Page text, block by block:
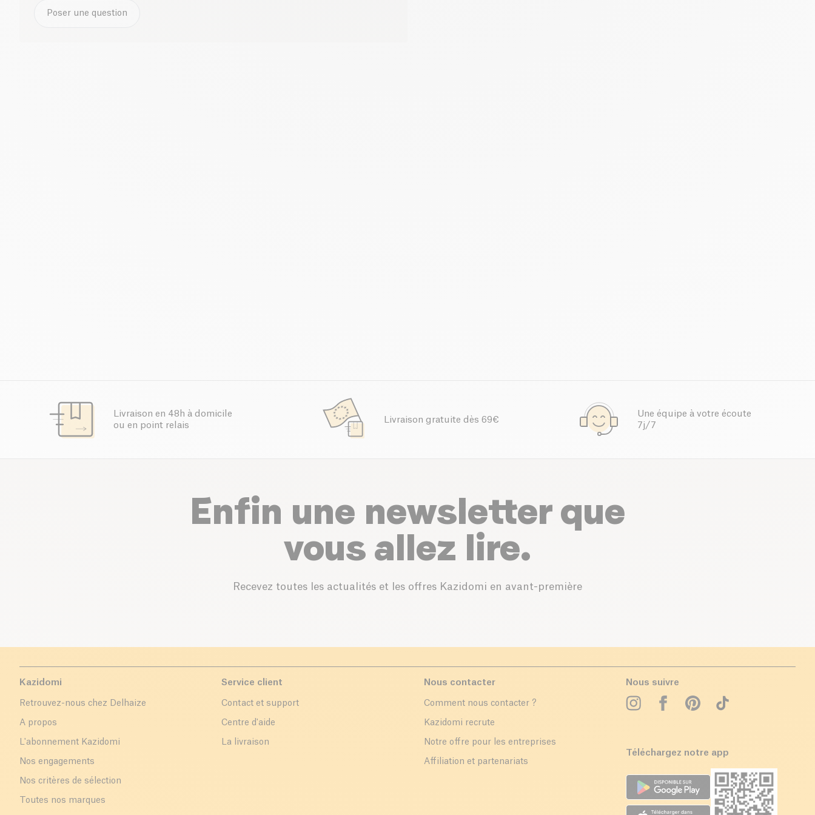
Poser une question
Livraison en 48h à domicile
ou en point relais
Livraison gratuite dès 69€
Une équipe à votre écoute
7j/7
Enfin une newsletter que
vous allez lire.
Recevez toutes les actualités et les offres Kazidomi en avant-première
Kazidomi
Retrouvez-nous chez Delhaize
A propos
L'abonnement Kazidomi
Nos engagements
Nos critères de sélection
Toutes nos marques
Service client
Contact et support
Centre d'aide
La livraison
Nous contacter
Comment nous contacter ?
Kazidomi recrute
Notre offre pour les entreprises
Affiliation et partenariats
Nous suivre
Téléchargez notre app